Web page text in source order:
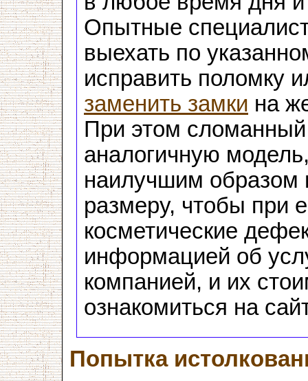
Опытные
выехать по
исправить поломку
заменить замки на
При этом
аналогичную
наилучшим образом
размеру, чтобы при
косметические
информацией об
компанией, и их
ознакомиться на
Попытка